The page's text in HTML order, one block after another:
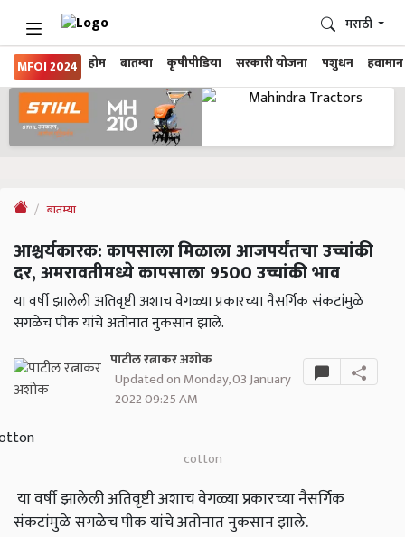
MFOI 2024 होम बातम्या कृषीपीडिया सरकारी योजना पशुधन हवामान
मराठी
बातम्या
आश्चर्यकारक: कापसाला मिळाला आजपर्यंतचा उच्चांकी
दर, अमरावतीमध्ये कापसाला 9500 उच्चांकी भाव
या वर्षी झालेली अतिवृष्टी अशाच वेगळ्या प्रकारच्या नैसर्गिक संकटांमुळे
सगळेच पीक यांचे अतोनात नुकसान झाले.
पाटील रत्नाकर अशोक
Updated on Monday, 03 January
2022 09:25 AM
cotton
या वर्षी झालेली अतिवृष्टी अशाच वेगळ्या प्रकारच्या नैसर्गिक
संकटांमुळे सगळेच पीक यांचे अतोनात नुकसान झाले.